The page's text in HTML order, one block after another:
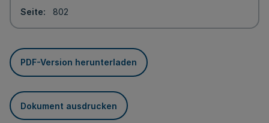
Seite
802
PDF-Version herunterladen
Dokument ausdrucken